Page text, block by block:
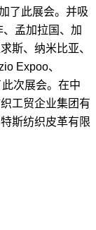
了此展会。并吸
孟加拉国、加
斯、纳米比亚、
Expoo、
次展会。在中
工贸企业集团有
斯纺织皮革有限